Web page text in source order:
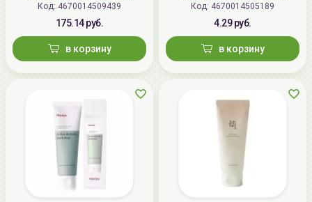
Код: 4670014509439
175.14 руб.
в корзину
Код: 4670014505189
4.29 руб.
в корзину